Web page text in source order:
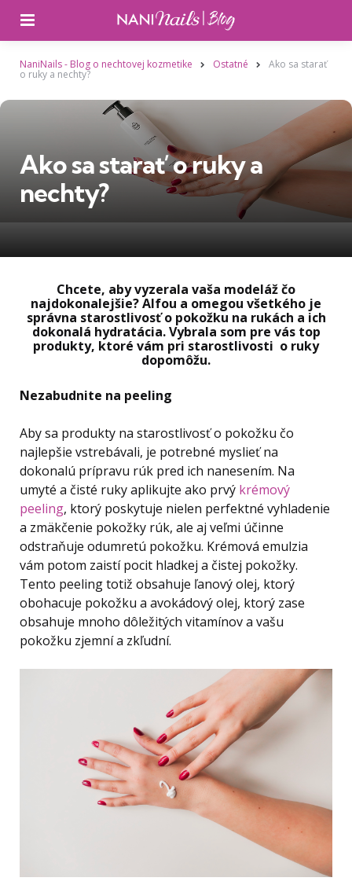
NaniNails - Blog o nechtovej kozmetike Ostatné Ako sa starať
o ruky a nechty?
Ako sa starať o ruky a
nechty?
Chcete, aby vyzerala vaša modeláž čo
najdokonalejšie? Alfou a omegou všetkého je
správna starostlivosť o pokožku na rukách a ich
dokonalá hydratácia. Vybrala som pre vás top
produkty, ktoré vám pri starostlivosti o ruky
dopomôžu.
Nezabudnite na peeling
Aby sa produkty na starostlivosť o pokožku čo
najlepšie vstrebávali, je potrebné myslieť na
dokonalú prípravu rúk pred ich nanesením. Na
umyté a čisté ruky aplikujte ako prvý krémový
peeling, ktorý poskytuje nielen perfektné vyhladenie
a zmäkčenie pokožky rúk, ale aj veľmi účinne
odstraňuje odumretú pokožku. Krémová emulzia
vám potom zaistí pocit hladkej a čistej pokožky.
Tento peeling totiž obsahuje ľanový olej, ktorý
obohacuje pokožku a avokádový olej, ktorý zase
obsahuje mnoho dôležitých vitamínov a vašu
pokožku zjemní a zkľudní.